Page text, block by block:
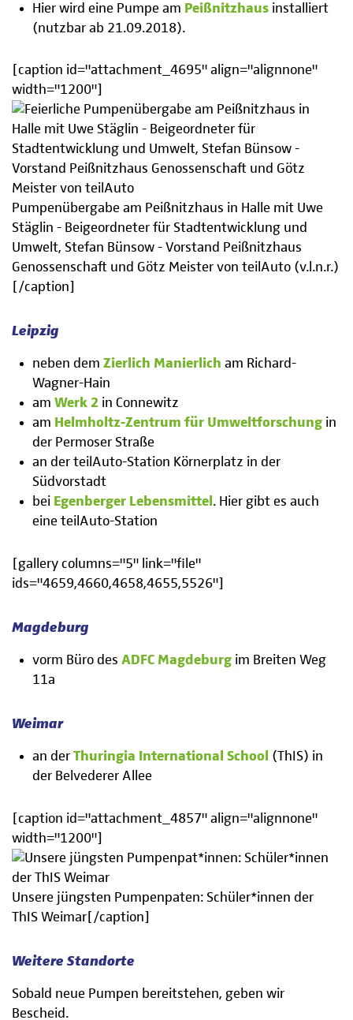
Hier wird eine Pumpe am Peißnitzhaus installiert
(nutzbar ab 21.09.2018).
[caption id="attachment_4695" align="alignnone"
width="1200"]
Pumpenübergabe am Peißnitzhaus in Halle mit Uwe
Stäglin - Beigeordneter für Stadtentwicklung und
Umwelt, Stefan Bünsow - Vorstand Peißnitzhaus
Genossenschaft und Götz Meister von teilAuto (v.l.n.r.)
[/caption]
Leipzig
neben demZierlich Manierlich am Richard-
Wagner-Hain
amWerk 2 in Connewitz
am Helmholtz-Zentrum für Umweltforschung in
der Permoser Straße
an der teilAuto-Station Körnerplatz in der
Südvorstadt
bei Egenberger Lebensmittel . Hier gibt es auch
eine teilAuto-Station
[gallery columns="5" link="file"
ids="4659,4660,4658,4655,5526"]
Magdeburg
vorm Büro desADFC Magdeburg im Breiten Weg
11a
Weimar
an derThuringia International School (ThIS) in
der Belvederer Allee
[caption id="attachment_4857" align="alignnone"
width="1200"]
Unsere jüngsten Pumpenpaten: Schüler*innen der
ThIS Weimar[/caption]
Weitere Standorte
Sobald neue Pumpen bereitstehen, geben wir
Bescheid.